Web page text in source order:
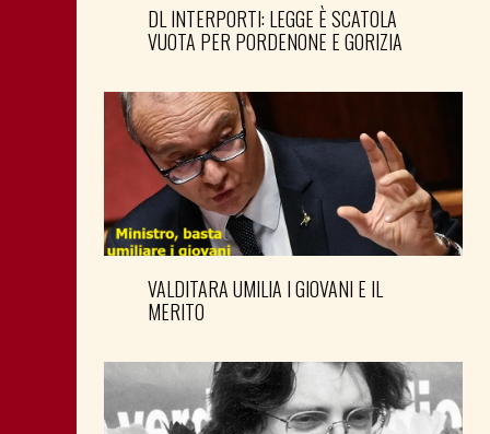
DL INTERPORTI: LEGGE È SCATOLA
VUOTA PER PORDENONE E GORIZIA
VALDITARA UMILIA I GIOVANI E IL
MERITO